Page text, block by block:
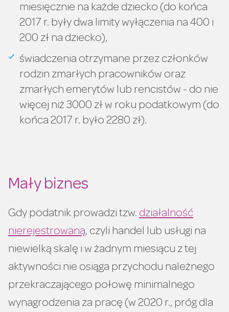
miesięcznie na każde dziecko (do końca
2017 r. były dwa limity wyłączenia na 400 i
200 zł na dziecko),
świadczenia otrzymane przez członków
rodzin zmarłych pracowników oraz
zmarłych emerytów lub rencistów - do nie
więcej niż 3000 zł w roku podatkowym (do
końca 2017 r. było 2280 zł).
Mały biznes
Gdy podatnik prowadzi tzw. działalność
nierejestrowaną, czyli handel lub usługi na
niewielką skalę i w żadnym miesiącu z tej
aktywności nie osiąga przychodu należnego
przekraczającego połowę minimalnego
wynagrodzenia za pracę (w 2020 r., próg dla